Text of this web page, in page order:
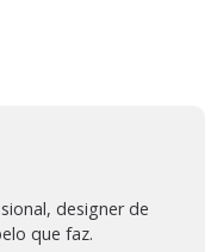
designer de
que faz.